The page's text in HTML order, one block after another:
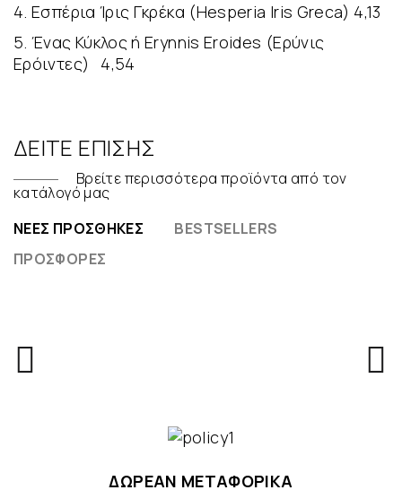
4. Εσπέρια Ίρις Γκρέκα (Hesperia Iris Greca) 4,13
5. Ένας Κύκλος ή Erynnis Eroides (Ερύνις
Ερόιντες) 4,54
ΔΕΊΤΕ ΕΠΊΣΗΣ
Βρείτε περισσότερα προϊόντα από τον
κατάλογό μας
ΝΈΕΣ ΠΡΟΣΘΉΚΕΣ
BESTSELLERS
ΠΡΟΣΦΟΡΈΣ
ΔΩΡΕΑΝ ΜΕΤΑΦΟΡΙΚΑ